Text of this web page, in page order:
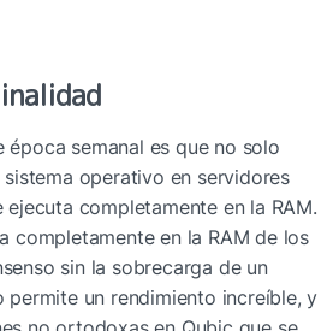
semanal es que no solo
operativo en servidores
completamente en la RAM.
completamente en la RAM de los
sin la sobrecarga de un
permite un rendimiento increíble, y